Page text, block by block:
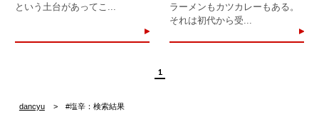
という土台があってこ...
ラーメンもカツカレーもある。
それは初代から受...
1
dancyu #塩辛：検索結果